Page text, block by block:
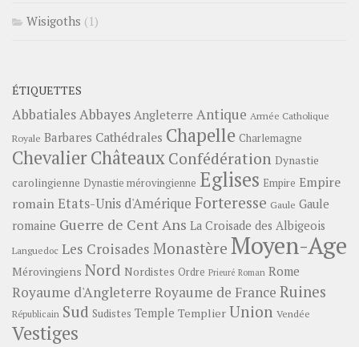
Wisigoths (1)
ÉTIQUETTES
AbbatialesAbbayes Angleterre Antique Armée Catholique
Royale Barbares Cathédrales Chapelle Charlemagne
ChevalierChâteauxConfédération Dynastie
carolingienne Dynastie mérovingienne Eglises Empire Empire
romainEtats-Unis d'Amérique Forteresse Gaule Gaule
romaine Guerre de Cent Ans La Croisade des Albigeois
Languedoc Les Croisades Monastère Moyen-Age
Mérovingiens Nord Nordistes Ordre Prieuré Roman Rome
Royaume d'Angleterre Royaume de France Ruines
Républicain Sud Sudistes Temple Templier Union Vendée
Vestiges